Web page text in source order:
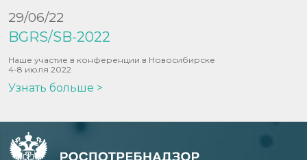
29/06/22
BGRS/SB-2022
Наше участие в конференции в Новосибирске
4-8 июля 2022
Узнать больше >